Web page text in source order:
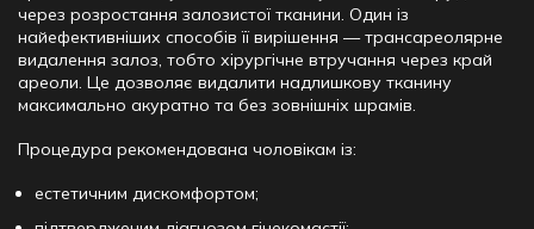
через розростання залозистої тканини. Один із
найефективніших способів її вирішення —трансареолярне
видалення залоз, тобто хірургічне втручання через край
ареоли. Це дозволяє видалити надлишкову тканину
максимально акуратно та без зовнішніх шрамів.
Процедура рекомендована чоловікам із:
естетичним дискомфортом;